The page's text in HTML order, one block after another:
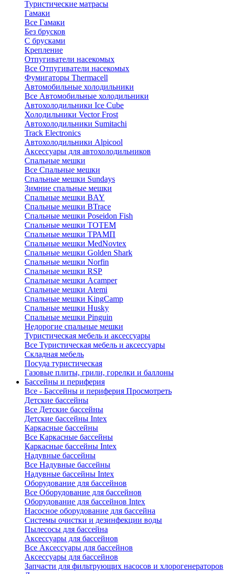
Туристические матрасы
Гамаки
Все Гамаки
Без брусков
С брусками
Крепление
Отпугиватели насекомых
Все Отпугиватели насекомых
Фумигаторы Thermacell
Автомобильные холодильники
Все Автомобильные холодильники
Автохолодильники Ice Cube
Холодильники Vector Frost
Автохолодильники Sumitachi
Track Electronics
Автохолодильники Alpicool
Аксессуары для автохолодильников
Спальные мешки
Все Спальные мешки
Спальные мешки Sundays
Зимние спальные мешки
Спальные мешки BAY
Спальные мешки BTrace
Спальные мешки Poseidon Fish
Спальные мешки ТОТЕМ
Спальные мешки ТРАМП
Cпальные мешки MedNovtex
Спальные мешки Golden Shark
Спальные мешки Norfin
Спальные мешки RSP
Спальные мешки Acamper
Спальные мешки Atemi
Спальные мешки KingCamp
Спальные мешки Husky
Спальные мешки Pinguin
Недорогие спальные мешки
Туристическая мебель и аксессуары
Все Туристическая мебель и аксессуары
Складная мебель
Посуда туристическая
Газовые плиты, грили, горелки и баллоны
Бассейны и периферия
Все - Бассейны и периферия Просмотреть
Детские бассейны
Все Детские бассейны
Детские бассейны Intex
Каркасные бассейны
Все Каркасные бассейны
Каркасные бассейны Intex
Надувные бассейны
Все Надувные бассейны
Надувные бассейны Intex
Оборудование для бассейнов
Все Оборудование для бассейнов
Оборудование для бассейнов Intex
Насосное оборудование для бассейна
Системы очистки и дезинфекции воды
Пылесосы для бассейна
Аксессуары для бассейнов
Все Аксессуары для бассейнов
Аксессуары для бассейнов
Запчасти для фильтрующих насосов и хлорогенераторов